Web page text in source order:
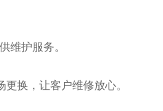
维护服务。
服务。
更换，让客户维修放心。